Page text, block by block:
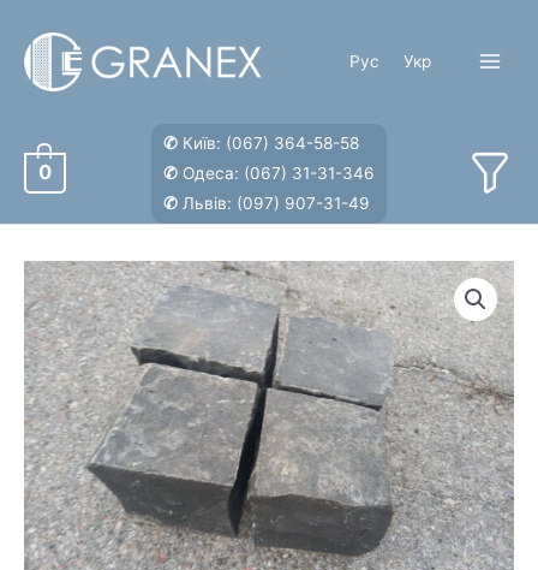
содержимому
Рус Укр
0
✆ Київ: (067) 364-58-58
✆ Одеса: (067) 31-31-346
✆ Львів: (097) 907-31-49